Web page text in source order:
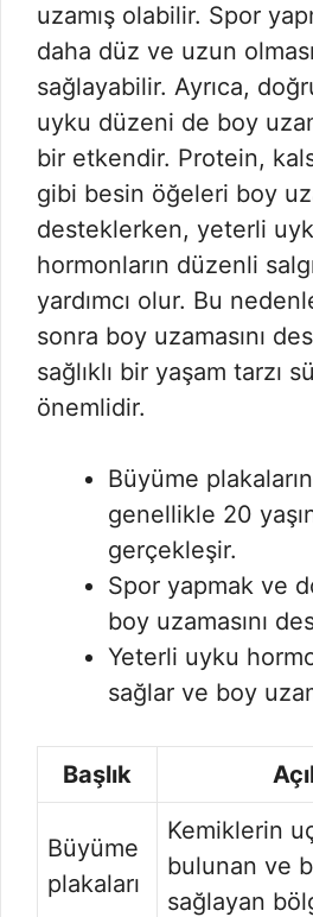
uzamış olabilir. Spor
daha düz ve uzun
sağlayabilir. Ayrıca,
uyku düzeni de boy
bir etkendir. Protein,
gibi besin öğeleri boy
desteklerken, yeterli
hormonların düzenli
yardımcı olur. Bu
sonra boy uzamasını
sağlıklı bir yaşam tarzı
önemlidir.
Büyüme
genellikle 20
gerçekleşir.
Spor yapmak ve
boy uzamasını
Yeterli uyku
sağlar ve boy
Başlık
Büyüme
plakaları
Kemiklerin
bulunan ve
sağlayan